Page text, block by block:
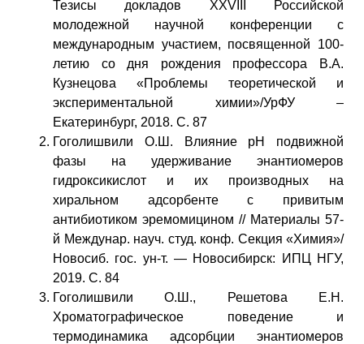
Тезисы докладов XXVIII Российской
молодежной научной конференции с
международным участием, посвященной 100-
летию со дня рождения профессора В.А.
Кузнецова «Проблемы теоретической и
экспериментальной химии»/УрФУ –
Екатеринбург, 2018. С. 87
Гоголишвили О.Ш. Влияние рН подвижной
фазы на удерживание энантиомеров
гидроксикислот и их производных на
хиральном адсорбенте с привитым
антибиотиком эремомицином // Материалы 57-
й Междунар. науч. студ. конф. Секция «Химия»/
Новосиб. гос. ун-т. — Новосибирск: ИПЦ НГУ,
2019. С. 84
Гоголишвили О.Ш., Решетова Е.Н.
Хроматографическое поведение и
термодинамика адсорбции энантиомеров